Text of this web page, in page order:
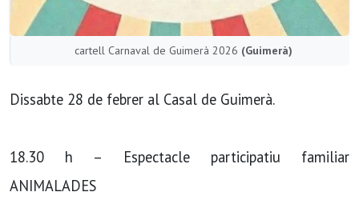
cartell Carnaval de Guimerà 2026 (Guimerà)
Dissabte 28 de febrer al Casal de Guimerà.
18.30 h – Espectacle participatiu familiar
ANIMALADES